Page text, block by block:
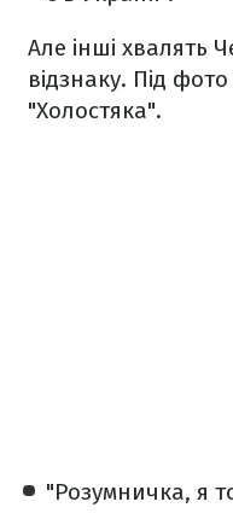
Але інші хвалять
відзнаку. Під
"Холостяка".
"Розумничка, я